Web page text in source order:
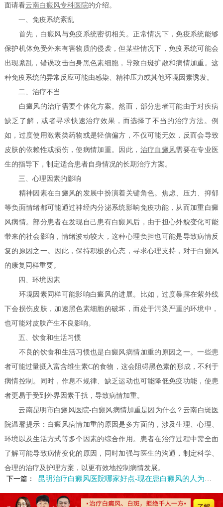
面请看云南白癜风专科医院的介绍。
一、免疫系统紊乱
首先，白癜风与免疫系统密切相关。正常情况下，免疫系统能够
保护机体免受外来有害物质的侵袭，但某些情况下，免疫系统可能会
出现紊乱，错误攻击自身黑色素细胞，导致白斑扩散和病情加重。这
种免疫系统的异常反应可能由感染、精神压力或其他环境因素诱发。
二、治疗不当
白癜风的治疗需要个体化方案。然而，部分患者可能由于对疾病
缺乏了解，或者寻求快速治疗效果，而选择了不当的治疗方法。例
如，过度使用激素类药物或是轻信偏方，不仅可能无效，反而会导致
皮肤的依赖性或损伤，使病情加重。因此， 治疗白癜风需要在专业医
生的指导下，制定适合患者自身情况的长期治疗方案。
三、心理因素的影响
精神因素在白癜风的发展中扮演着关键角色。焦虑、压力、抑郁
等负面情绪都可能通过神经内分泌系统影响免疫功能，从而加重白癜
风病情。部分患者在发现自己患有白癜风后，由于担心外貌变化可能
带来的社会影响，情绪波动较大，这种心理负担也可能是导致病情反
复的原因之一。因此，保持积极的心态，寻求心理支持，对于白癜风
的康复同样重要。
四、环境因素
环境因素同样可能影响白癜风的进展。比如，过度暴露在紫外线
下会损伤皮肤，加速黑色素细胞的破坏，而处于污染严重的环境中，
也可能对皮肤产生不良影响。
五、饮食和生活习惯
不良的饮食和生活习惯也是白癜风病情加重的原因之一。一些患
者可能过量摄入富含维生素C的食物，这会阻碍黑色素的形成，不利于
病情控制。同时，作息不规律、缺乏运动也可能降低免疫功能，使患
者更易于受到外界因素干扰，导致病情加重。
云南昆明市白癜风医院-白癜风病情加重是因为什么？云南白斑医
院温馨提示：白癜风病情加重的原因是多方面的，涉及生理、心理、
环境以及生活方式等多个因素的综合作用。患者在治疗过程中需全面
了解可能导致病情变化的原因，同时加强与医生的沟通，制定科学、
合理的治疗及护理方案，以更有效地控制病情发展。
下一篇：
昆明治疗白癜风医院哪家好点-现在患白癜风的人为什么越来越多